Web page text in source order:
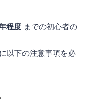
程度 までの初心者の
以下の注意事項を必